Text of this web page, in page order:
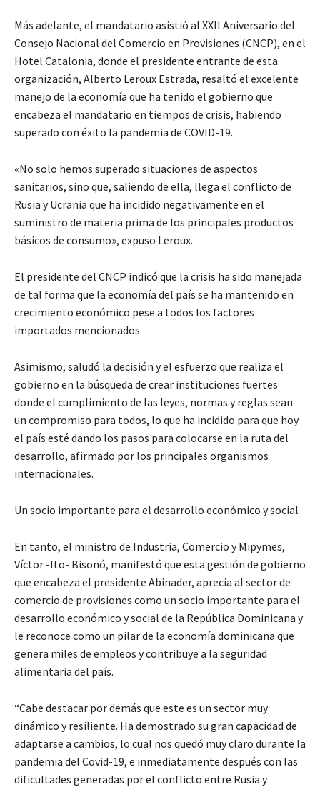
Más adelante, el mandatario asistió al XXll Aniversario del
Consejo Nacional del Comercio en Provisiones (CNCP), en el
Hotel Catalonia, donde el presidente entrante de esta
organización, Alberto Leroux Estrada, resaltó el excelente
manejo de la economía que ha tenido el gobierno que
encabeza el mandatario en tiempos de crisis, habiendo
superado con éxito la pandemia de COVID-19.
«No solo hemos superado situaciones de aspectos
sanitarios, sino que, saliendo de ella, llega el conflicto de
Rusia y Ucrania que ha incidido negativamente en el
suministro de materia prima de los principales productos
básicos de consumo», expuso Leroux.
El presidente del CNCP indicó que la crisis ha sido manejada
de tal forma que la economía del país se ha mantenido en
crecimiento económico pese a todos los factores
importados mencionados.
Asimismo, saludó la decisión y el esfuerzo que realiza el
gobierno en la búsqueda de crear instituciones fuertes
donde el cumplimiento de las leyes, normas y reglas sean
un compromiso para todos, lo que ha incidido para que hoy
el país esté dando los pasos para colocarse en la ruta del
desarrollo, afirmado por los principales organismos
internacionales.
Un socio importante para el desarrollo económico y social
En tanto, el ministro de Industria, Comercio y Mipymes,
Víctor -Ito- Bisonó, manifestó que esta gestión de gobierno
que encabeza el presidente Abinader, aprecia al sector de
comercio de provisiones como un socio importante para el
desarrollo económico y social de la República Dominicana y
le reconoce como un pilar de la economía dominicana que
genera miles de empleos y contribuye a la seguridad
alimentaria del país.
“Cabe destacar por demás que este es un sector muy
dinámico y resiliente. Ha demostrado su gran capacidad de
adaptarse a cambios, lo cual nos quedó muy claro durante la
pandemia del Covid-19, e inmediatamente después con las
dificultades generadas por el conflicto entre Rusia y